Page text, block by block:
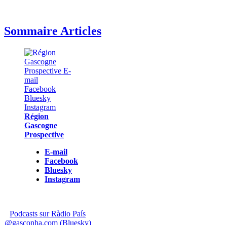
Sommaire Articles
Région
Gascogne
Prospective
E-mail
Facebook
Bluesky
Instagram
Podcasts sur Ràdio País
@gasconha.com (Bluesky)